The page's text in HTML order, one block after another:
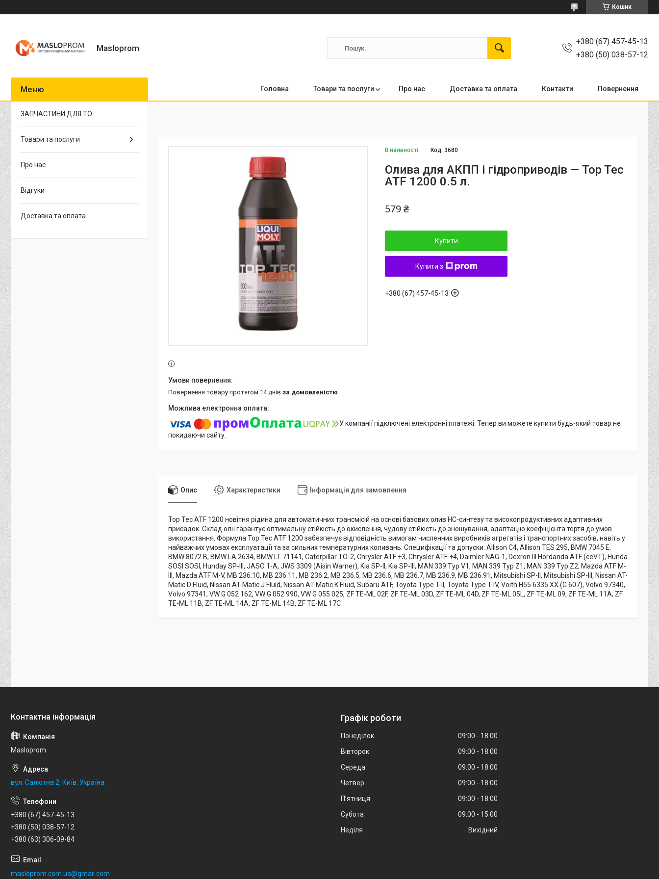
Кошик
Masloprom
+380 (67) 457-45-13
+380 (50) 038-57-12
Головна Товари та послуги Про нас Доставка та оплата Контакти Повернення
В наявності Код:3680
Олива для АКПП і гідроприводів — Top Tec
ATF 1200 0.5 л.
579 ₴
Купити
Купити з
+380 (67) 457-45-13
повернення товару протягом 14 днів за домовленістю
У компанії підключені електронні платежі. Тепер ви можете купити будь-який товар не
покидаючи сайту.
Опис Характеристики Інформація для замовлення
Top Tec ATF 1200 новітня рідина для автоматичних трансмісій на основі базових олив НС-синтезу та високопродуктивних адаптивних
присадок. Склад олії гарантує оптимальну стійкість до окислення, чудову стійкість до зношування, адаптацію коефіцієнта тертя до умов
використання. Формула Top Tec ATF 1200 забезпечує відповідність вимогам численних виробників агрегатів і транспортних засобів, навіть у
найважчих умовах експлуатації та за сильних температурних коливань. Специфікації та допуски: Allison C4, Allison TES 295, BMW 7045 E,
BMW 8072 B, BMW LA 2634, BMW LT 71141, Caterpillar TO-2, Chrysler ATF +3, Chrysler ATF +4, Daimler NAG-1, Dexron III Hordanda ATF (ceVT), Hunda
SOSI SOSI, Hunday SP-III, JASO 1-A, JWS 3309 (Aisin Warner), Kia SP-II, Kia SP-III, MAN 339 Typ V1, MAN 339 Typ Z1, MAN 339 Typ Z2, Mazda ATF M-
III, Mazda ATF M-V, MB 236.10, MB 236.11, MB 236.2, MB 236.5, MB 236.6, MB 236.7, MB 236.9, MB 236.91, Mitsubishi SP-II, Mitsubishi SP-III, Nissan AT-
Matic D Fluid, Nissan AT-Matic J Fluid, Nissan AT-Matic K Fluid, Subaru ATF, Toyota Type T-II, Toyota Type T-IV, Voith H55.6335.XX (G 607), Volvo 97340,
Volvo 97341, VW G 052 162, VW G 052 990, VW G 055 025, ZF TE-ML 02F, ZF TE-ML 03D, ZF TE-ML 04D, ZF TE-ML 05L, ZF TE-ML 09, ZF TE-ML 11A, ZF
TE-ML 11B, ZF TE-ML 14A, ZF TE-ML 14B, ZF TE-ML 17C
ЗАПЧАСТИНИ ДЛЯ ТО
Товари та послуги
Про нас
Відгуки
Доставка та оплата
Masloprom
вул. Салютна 2, Київ, Україна
+380 (67) 457-45-13
+380 (50) 038-57-12
+380 (63) 306-09-84
masloprom.com.ua@gmail.com
Графік роботи
Понеділок 09:00
18:00
Вівторок
09:00
18:00
Середа
09:00
18:00
Четвер
09:00
18:00
Пʼятниця
09:00
18:00
Субота
09:00
15:00
Неділя
Вихідний